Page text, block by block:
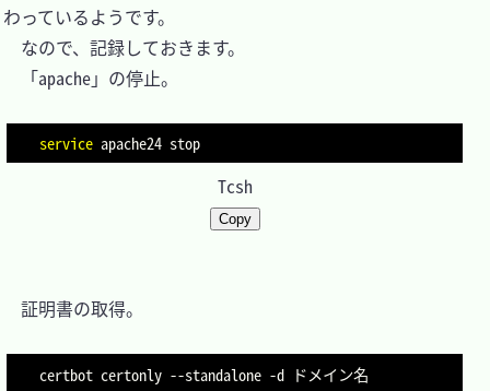
わっているようです。
なので、記録しておきます。
「apache」の停止。
service
Tcsh
Copy
証明書の取得。
certbot certonly --standalone -d